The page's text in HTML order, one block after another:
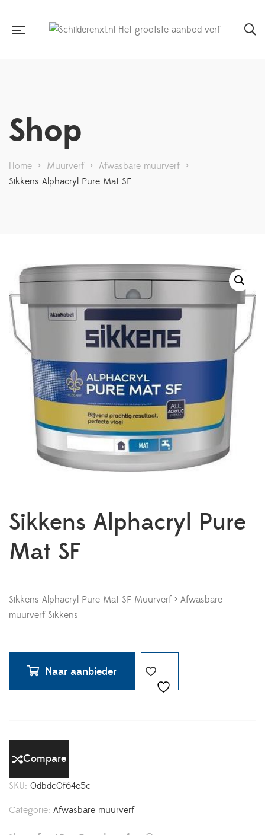
Shop
Home > Muurverf > Afwasbare muurverf >
Sikkens Alphacryl Pure Mat SF
Sikkens Alphacryl Pure
Mat SF
Sikkens Alphacryl Pure Mat SF Muurverf > Afwasbare
muurverf Sikkens
Naar aanbieder
Compare
SKU: 0dbdc0f64e5c
Categorie: Afwasbare muurverf